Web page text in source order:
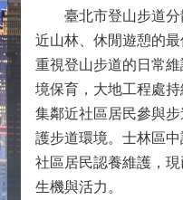
臺北市登山步道分
近山林、休閒遊憩的
重視登山步道的日常
境保育，大地工程處
集鄰近社區居民參與
護步道環境。士林區
社區居民認養維護，
生機與活力。